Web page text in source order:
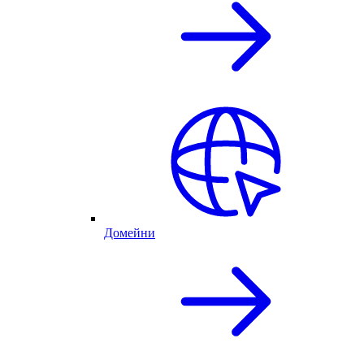
Домейни